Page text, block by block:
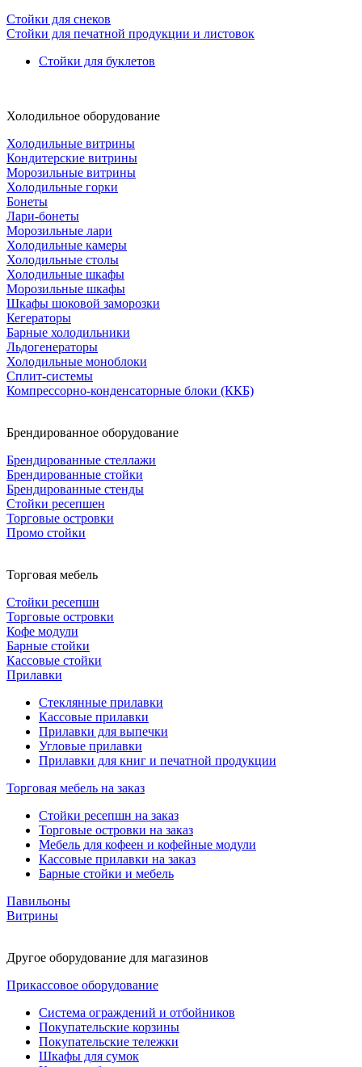
Стойки для снеков
Стойки для печатной продукции и листовок
Стойки для буклетов
Холодильное оборудование
Холодильные витрины
Кондитерские витрины
Морозильные витрины
Холодильные горки
Бонеты
Лари-бонеты
Морозильные лари
Холодильные камеры
Холодильные столы
Холодильные шкафы
Морозильные шкафы
Шкафы шоковой заморозки
Кегераторы
Барные холодильники
Льдогенераторы
Холодильные моноблоки
Сплит-системы
Компрессорно-конденсаторные блоки (ККБ)
Брендированное оборудование
Брендированные стеллажи
Брендированные стойки
Брендированные стенды
Стойки ресепшен
Торговые островки
Промо стойки
Торговая мебель
Стойки ресепшн
Торговые островки
Кофе модули
Барные стойки
Кассовые стойки
Прилавки
Стеклянные прилавки
Кассовые прилавки
Прилавки для выпечки
Угловые прилавки
Прилавки для книг и печатной продукции
Торговая мебель на заказ
Стойки ресепшн на заказ
Торговые островки на заказ
Мебель для кофеен и кофейные модули
Кассовые прилавки на заказ
Барные стойки и мебель
Павильоны
Витрины
Другое оборудование для магазинов
Прикассовое оборудование
Система ограждений и отбойников
Покупательские корзины
Покупательские тележки
Шкафы для сумок